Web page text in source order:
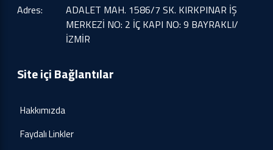
Adres:
ADALET MAH. 1586/7 SK. KIRKPINAR İŞ
MERKEZİ NO: 2 İÇ KAPI NO: 9 BAYRAKLI/
İZMİR
Site içi Bağlantılar
Hakkımızda
Faydalı Linkler